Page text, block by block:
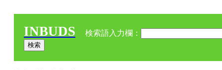
INBUDS 検索語入力欄：